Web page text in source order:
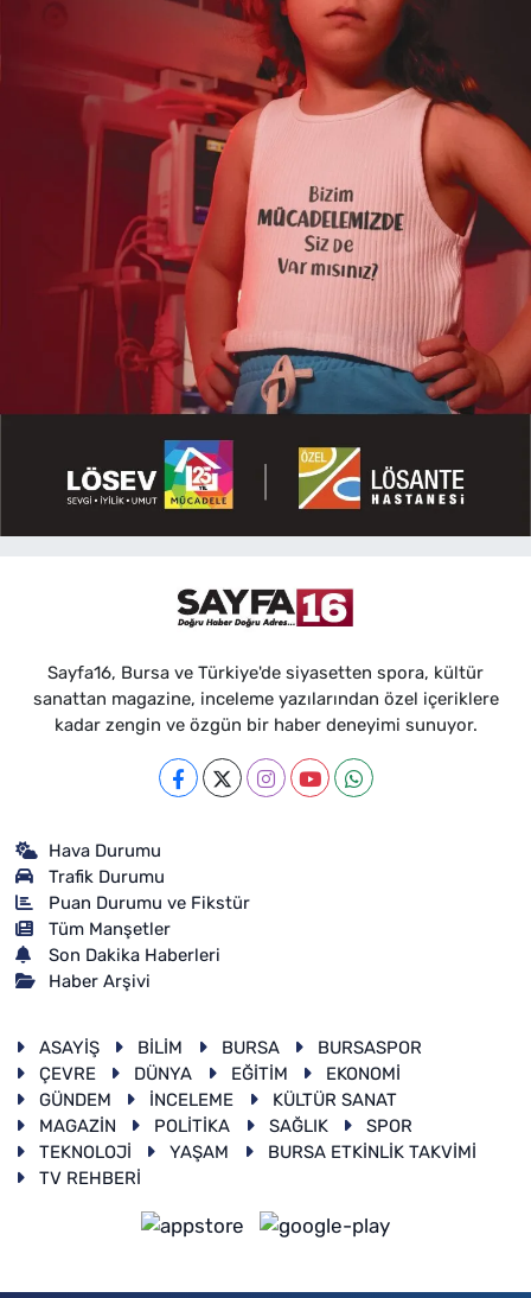
Sayfa16, Bursa ve Türkiye'de siyasetten spora, kültür
sanattan magazine, inceleme yazılarından özel içeriklere
kadar zengin ve özgün bir haber deneyimi sunuyor.
Hava Durumu
Trafik Durumu
Puan Durumu ve Fikstür
Tüm Manşetler
Son Dakika Haberleri
Haber Arşivi
ASAYİŞ BİLİM BURSA
BURSASPOR
ÇEVRE
DÜNYA EĞİTİM
EKONOMİ
GÜNDEM
İNCELEME
KÜLTÜR SANAT
MAGAZİN
POLİTİKA SAĞLIK
SPOR
TEKNOLOJİ
YAŞAM
BURSA ETKİNLİK TAKVİMİ
TV REHBERİ